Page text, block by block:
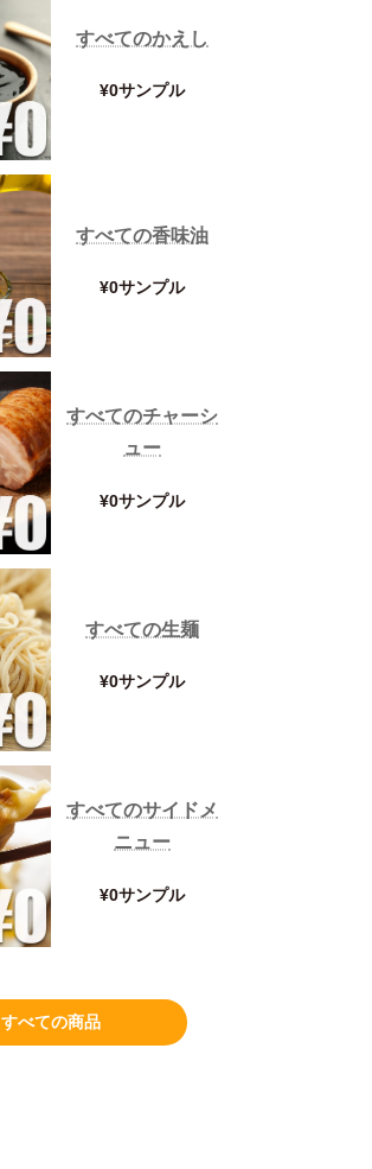
すべてのかえし
¥0サンプル
すべての香味油
¥0サンプル
すべてのチャーシ
ュー
¥0サンプル
すべての生麺
¥0サンプル
すべてのサイドメ
ニュー
¥0サンプル
すべての商品